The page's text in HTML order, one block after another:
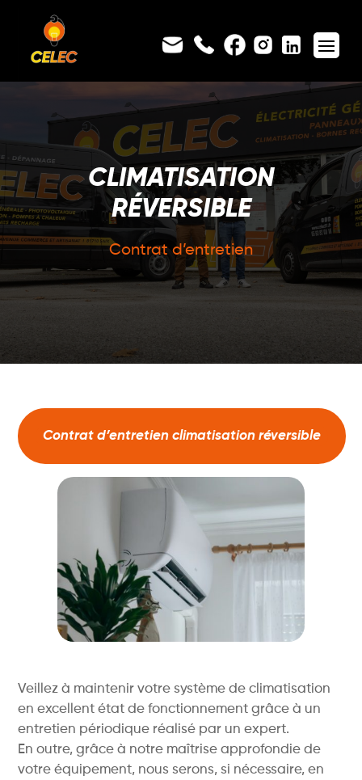
CLIMATISATION
RÉVERSIBLE
Contrat d’entretien
Contrat d’entretien climatisation réversible
Veillez à maintenir votre système de climatisation
en excellent état de fonctionnement grâce à un
entretien périodique réalisé par un expert.
En outre, grâce à notre maîtrise approfondie de
votre équipement, nous serons, si nécessaire, en